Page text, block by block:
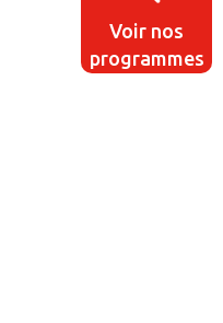
Voir nos
programmes